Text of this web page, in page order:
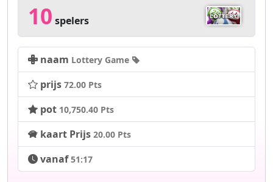
10 spelers
naam Lottery Game
prijs 72.00 Pts
pot 10,750.40 Pts
kaart Prijs 20.00 Pts
vanaf 51:17